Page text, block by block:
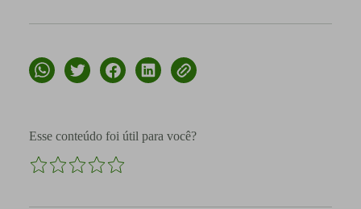
Esse conteúdo foi útil para você?